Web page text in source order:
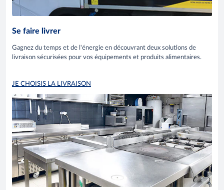
Se faire livrer
Gagnez du temps et de l'énergie en découvrant deux solutions de
livraison sécurisées pour vos équipements et produits alimentaires.
JE CHOISIS LA LIVRAISON